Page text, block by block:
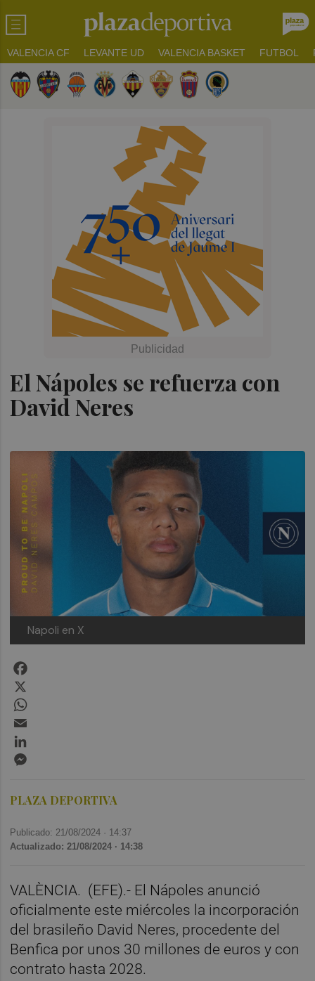
VALENCIA CF LEVANTE UD VALENCIA BASKET FUTBOL
El Nápoles se refuerza con
David Neres
Napoli en X
PLAZA DEPORTIVA
Publicado: 21/08/2024 · 14:37
Actualizado: 21/08/2024 · 14:38
VALÈNCIA. (EFE).- El Nápoles anunció
oficialmente este miércoles la incorporación
del brasileño David Neres, procedente del
Benfica por unos 30 millones de euros y con
contrato hasta 2028.